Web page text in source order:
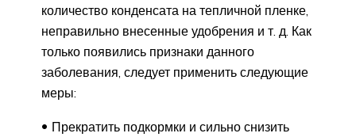
количество конденсата на тепличной пленке,
неправильно внесенные удобрения и т. д. Как
только появились признаки данного
заболевания, следует применить следующие
меры:
Прекратить подкормки и сильно снизить